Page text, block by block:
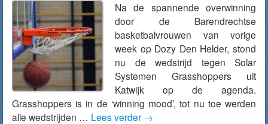
Na de spannende overwinning
door de Barendrechtse
basketbalvrouwen van vorige
week op Dozy Den Helder, stond
nu de wedstrijd tegen Solar
Systemen Grasshoppers uit
Katwijk op de agenda.
Grasshoppers is in de ‘winning mood’, tot nu toe werden
alle wedstrijden … Lees verder →